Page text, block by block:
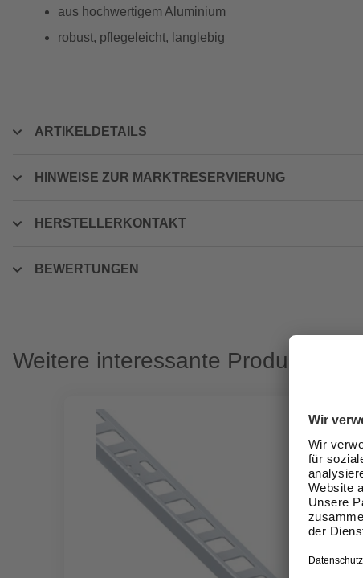
aus hochwertigem Aluminium
robust, pflegeleicht, langlebig
ARTIKELDETAILS
HINWEISE ZUR MARKTRESERVIERUNG
HERSTELLERKONTAKT
BEWERTUNGEN
Weitere interessante Produkte